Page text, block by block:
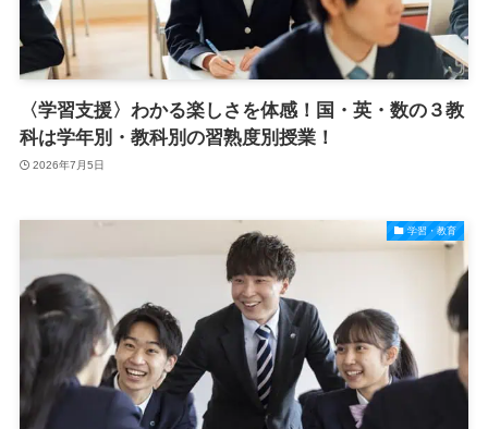
〈学習支援〉わかる楽しさを体感！国・英・数の３教
科は学年別・教科別の習熟度別授業！
2026年7月5日
学習・教育